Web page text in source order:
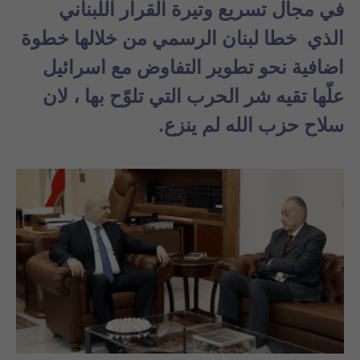
في مجال تسريع وتيرة القرار اللبناني
الذي خطا لبنان الرسمي من خلالها خطوة
اضافية نحو تطوير التفاوض مع اسرائيل
علّها تقيه شر الحرب التي تلوّح بها ، لان
سلاح حزب الله لم ينزع.